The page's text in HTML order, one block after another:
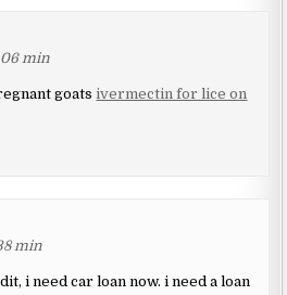
06 min
goats ivermectin for lice on
min
i need car loan now. i need a loan